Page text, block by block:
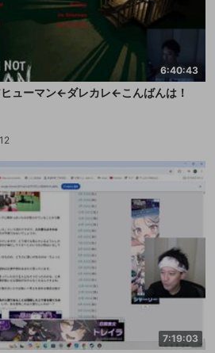
6:40:43
ューマン←ダレカレ←こんばんは！
7:19:03